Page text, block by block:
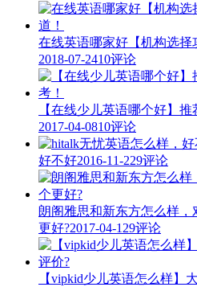
在线英语哪家好【机构选择
2018-07-2410评论
【在线少儿英语哪个好】
2017-04-0810评论
好不好2016-11-229评论
朗阁雅思和新东方怎么样
更好?2017-04-129评论
【vipkid少儿英语怎么样】